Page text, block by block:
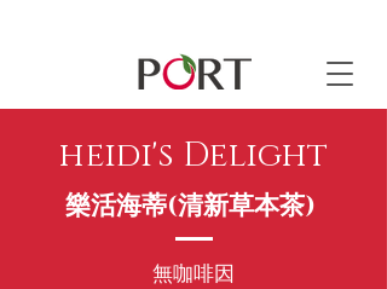
heidi's Delight
樂活海蒂(清新草本茶)
無咖啡因